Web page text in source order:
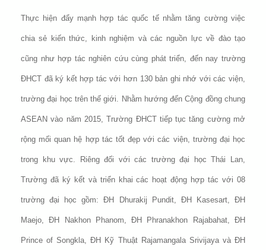
Thực hiện đẩy mạnh hợp tác quốc tế nhằm tăng cường việc
chia sẻ kiến thức, kinh nghiệm và các nguồn lực về đào tạo
cũng như hợp tác nghiên cứu cùng phát triển, đến nay trường
ĐHCT đã ký kết hợp tác với hơn 130 bản ghi nhớ với các viện,
trường đại học trên thế giới. Nhằm hướng đến Cộng đồng chung
ASEAN vào năm 2015, Trường ĐHCT tiếp tục tăng cường mở
rộng mối quan hệ hợp tác tốt đẹp với các viện, trường đại học
trong khu vực. Riêng đối với các trường đại học Thái Lan,
Trường đã ký kết và triển khai các hoạt động hợp tác với 08
trường đại học gồm: ĐH Dhurakij Pundit, ĐH Kasesart, ĐH
Maejo, ĐH Nakhon Phanom, ĐH Phranakhon Rajabahat, ĐH
Prince of Songkla, ĐH Kỹ Thuật Rajamangala Srivijaya và ĐH